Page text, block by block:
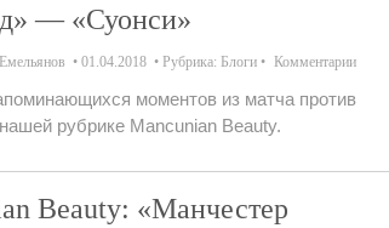
— «Суонси»
01.04.2018 Рубрика: Блоги Комментарии
моментов из матча против
рубрике Mancunian Beauty.
Beauty: «Манчестер